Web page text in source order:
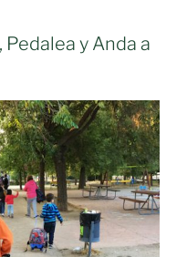
Pedalea y Anda a